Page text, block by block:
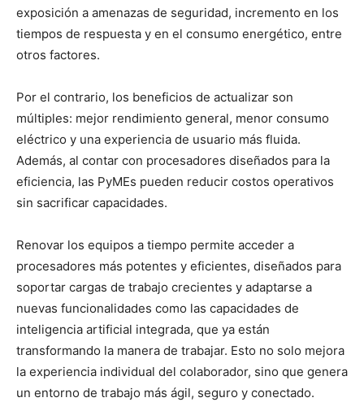
exposición a amenazas de seguridad, incremento en los
tiempos de respuesta y en el consumo energético, entre
otros factores.
Por el contrario, los beneficios de actualizar son
múltiples: mejor rendimiento general, menor consumo
eléctrico y una experiencia de usuario más fluida.
Además, al contar con procesadores diseñados para la
eficiencia, las PyMEs pueden reducir costos operativos
sin sacrificar capacidades.
Renovar los equipos a tiempo permite acceder a
procesadores más potentes y eficientes, diseñados para
soportar cargas de trabajo crecientes y adaptarse a
nuevas funcionalidades como las capacidades de
inteligencia artificial integrada, que ya están
transformando la manera de trabajar. Esto no solo mejora
la experiencia individual del colaborador, sino que genera
un entorno de trabajo más ágil, seguro y conectado.